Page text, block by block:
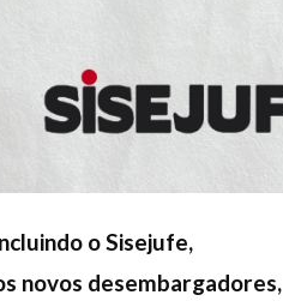
o Sisejufe,
novos desembargadores,